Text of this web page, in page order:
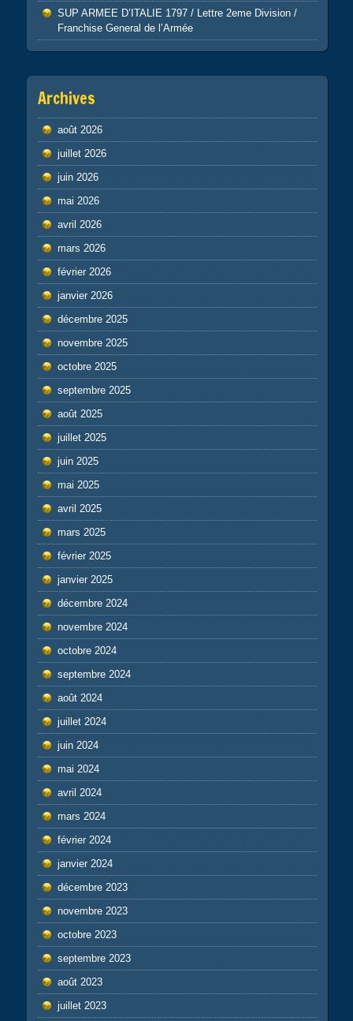
SUP ARMEE D’ITALIE 1797 / Lettre 2eme Division /
Franchise General de l’Armée
Archives
août 2026
juillet 2026
juin 2026
mai 2026
avril 2026
mars 2026
février 2026
janvier 2026
décembre 2025
novembre 2025
octobre 2025
septembre 2025
août 2025
juillet 2025
juin 2025
mai 2025
avril 2025
mars 2025
février 2025
janvier 2025
décembre 2024
novembre 2024
octobre 2024
septembre 2024
août 2024
juillet 2024
juin 2024
mai 2024
avril 2024
mars 2024
février 2024
janvier 2024
décembre 2023
novembre 2023
octobre 2023
septembre 2023
août 2023
juillet 2023